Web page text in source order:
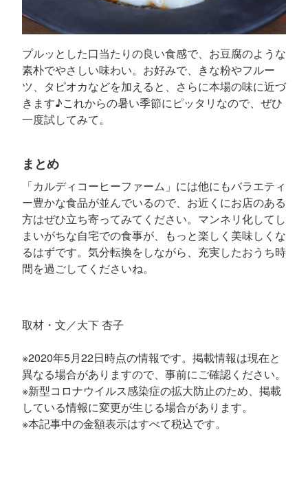
プルッとした口当たりの良い食感で、お豆腐のような
素朴でやさしい味わい。お好みで、きな粉やフルー
ツ、タピオカなどを加えると、さらに本場の味に近づ
きます♪これからの暑い季節にピッタリなので、ぜひ
一度試してみて。
まとめ
「カルディコーヒーファーム」には他にもバラエティ
ー豊かな食品が並んでいるので、お近くにお店のある
方はぜひ立ち寄ってみてください。マンネリ化してし
まいがちな自宅での食事が、もっと楽しく美味しくな
るはずです。気分転換をしながら、充実したおうち時
間を過ごしてくださいね。
取材・文／大下 杏子
※2020年5月22日時点の情報です。掲載情報は現在と
異なる場合がありますので、事前にご確認ください。
※新型コロナウイルス感染症の拡大防止のため、掲載
している情報に変更が生じる場合があります。
※本記事中の金額表示はすべて税込です。